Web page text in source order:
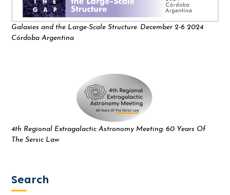
Galaxies and the Large-Scale Structure. December 2-6 2024
Córdoba Argentina
4th Regional Extragalactic Astronomy Meeting: 60 Years Of
The Sersic Law
Search